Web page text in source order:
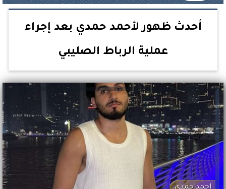
أحدث ظهور لأحمد حمدي بعد إجراء
عملية الرباط الصليبي